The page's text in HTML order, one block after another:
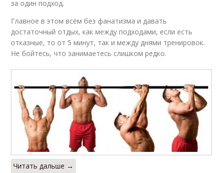
за один подход.
Главное в этом всём без фанатизма и давать
достаточный отдых, как между подходами, если есть
отказные, то от 5 минут, так и между днями тренировок.
Не бойтесь, что занимаетесь слишком редко.
Читать дальше →